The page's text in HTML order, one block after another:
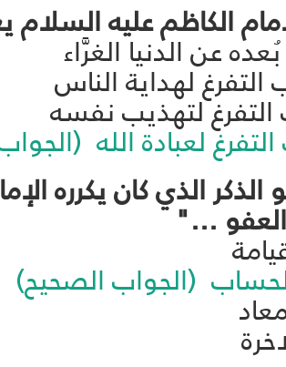
عن الدنيا الغرَّاء
لهداية الناس
لتهذيب نفسه
لعبادة الله
الذكر الذي كان يكرره
..."
(الجواب الصحيح)